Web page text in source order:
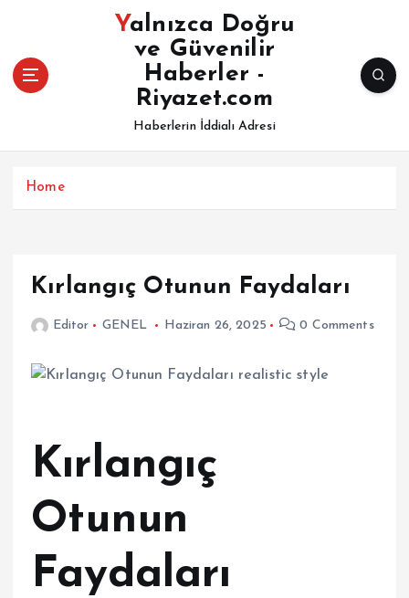
Yalnızca Doğru
ve Güvenilir
Haberler -
Riyazet.com
Haberlerin İddialı Adresi
Home
Kırlangıç Otunun Faydaları
Editor GENEL Haziran 26, 2025 0 Comments
Kırlangıç
Otunun
Faydaları